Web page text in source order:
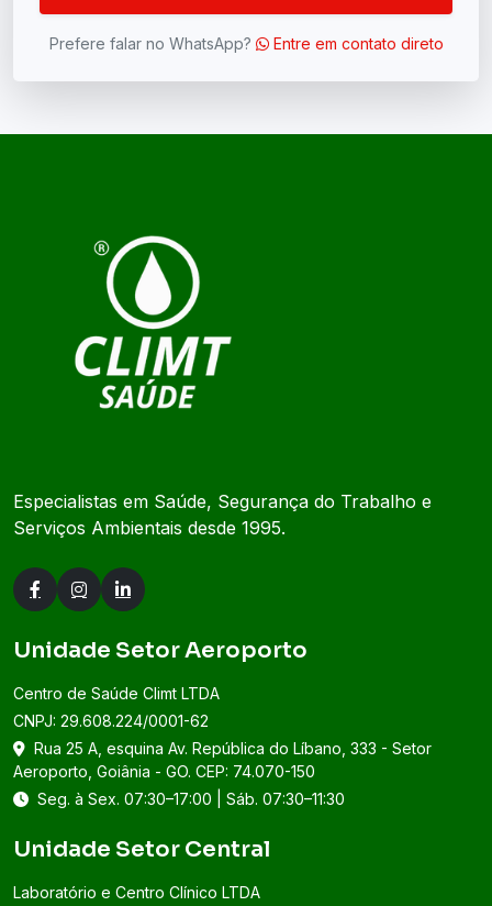
Prefere falar no WhatsApp? Entre em contato direto
Especialistas em Saúde, Segurança do Trabalho e
Serviços Ambientais desde 1995.
Unidade Setor Aeroporto
Centro de Saúde Climt LTDA
CNPJ: 29.608.224/0001-62
Rua 25 A, esquina Av. República do Líbano, 333 - Setor
Aeroporto, Goiânia - GO. CEP: 74.070-150
Seg. à Sex. 07:30–17:00 | Sáb. 07:30–11:30
Unidade Setor Central
Laboratório e Centro Clínico LTDA